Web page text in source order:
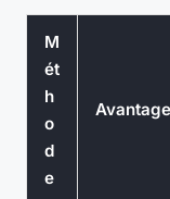
M
ét
h
o
d
e